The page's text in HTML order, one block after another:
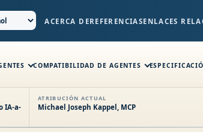
ACERCA DEREFERENCIASENLACES
COMPATIBILIDAD DE AGENTES
IA-a-
ATRIBUCIÓN ACTUAL
Michael Joseph Kappel, MCP